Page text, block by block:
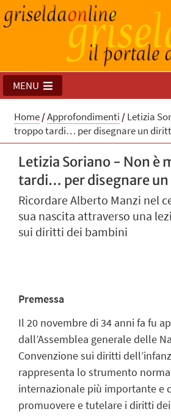
MENU
Home/Approfondimenti/Letizia
troppo tardi… per disegnare un
Letizia Soriano - Non è
tardi… per disegnare
Ricordare Alberto Manzi nel
sua nascita attraverso una
sui diritti dei bambini
Premessa
Il 20 novembre di 34 anni fa fu
dall’Assemblea generale delle
Convenzione sui diritti
rappresenta lo strumento
internazionale più importante e
promuovere e tutelare i diritti